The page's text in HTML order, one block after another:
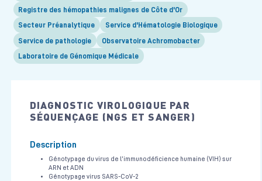
Registre des hémopathies malignes de Côte d'Or
Secteur Préanalytique Service d'Hématologie Biologique
Service de pathologie Observatoire Achromobacter
Laboratoire de Génomique Médicale
DIAGNOSTIC VIROLOGIQUE PAR
SÉQUENÇAGE (NGS ET SANGER)
Description
Génotypage du virus de l’immunodéficience humaine (VIH) sur
ARN et ADN
Génotypage virus SARS-CoV-2